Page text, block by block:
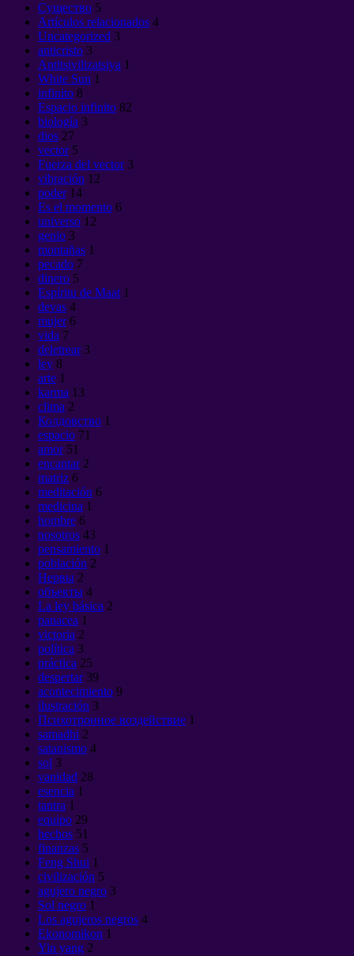
Cущество 5
Artículos relacionados 4
Uncategorized 3
anticristo 3
Antitsivilizatsiya 1
White Sun 1
infinito 8
Espacio infinito 82
biología 3
dios 27
vector 5
Fuerza del vector 3
vibración 12
poder 14
Es el momento 6
universo 12
genio 3
montañas 1
pecado 7
dinero 5
Espíritu de Maat 1
devas 4
mujer 6
vida 7
deletrear 3
ley 8
arte 1
karma 13
clima 2
Колдовство 1
espacio 71
amor 51
encantar 2
matriz 6
meditación 6
medicina 1
hombre 6
nosotros 43
pensamiento 1
población 2
Нервы 2
объекты 4
La ley básica 2
panacea 1
victoria 2
política 3
práctica 25
despertar 39
acontecimiento 9
ilustración 3
Психотронное воздействие 1
samadhi 2
satanismo 4
sol 3
vanidad 28
esencia 1
tantra 1
equipo 29
hechos 51
finanzas 5
Feng Shui 1
civilización 5
agujero negro 3
Sol negro 1
Los agujeros negros 4
Ekonomikon 1
Yin yang 2